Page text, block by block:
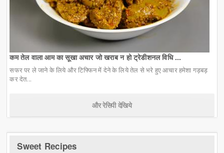
कम तेल वाला आम का सूखा अचार जो खराब न हो ट्रेडीशनल विधि ...
सफर पर ले जाने के लिये और टिफ्फिन में देने के लिये तेल से भरे हुए आचार हमेशा गड़बड़
कर देत...
और रेसिपी देखिये
Sweet Recipes